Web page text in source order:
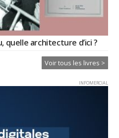
quelle architecture d’ici ?
Voir tous les livres >
INFOMERCIAL